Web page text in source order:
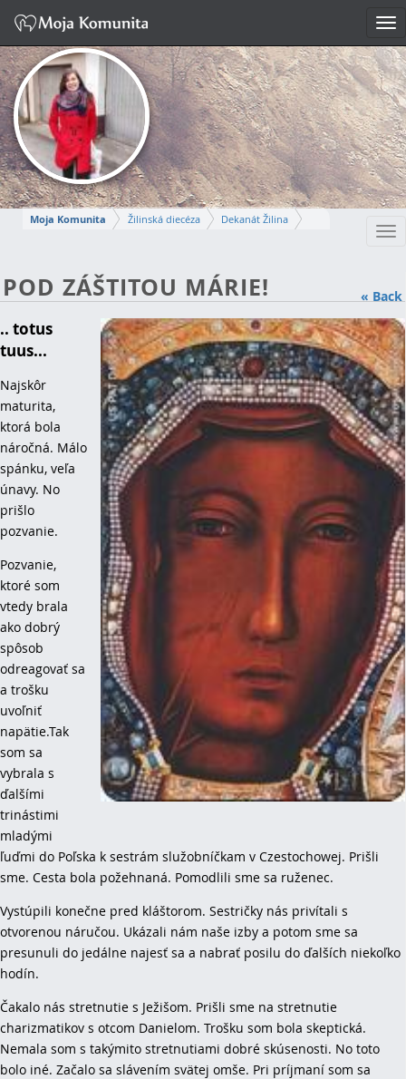
Moja Komunita Žilinská diecéza
Dekanát Žilina
MICHAELA
Napísať správu
« Back
POD ZÁŠTITOU MÁRIE!
.. totus
tuus...
Najskôr
maturita,
ktorá bola
náročná. Málo
spánku, veľa
únavy. No
prišlo
pozvanie.
Pozvanie,
ktoré som
vtedy brala
ako dobrý
spôsob
odreagovať sa
a trošku
uvoľniť
napätie.Tak
som sa
vybrala s
ďalšími
trinástimi
mladými
ľuďmi do Poľska k sestrám služobníčkam v Czestochowej. Prišli
sme. Cesta bola požehnaná. Pomodlili sme sa ruženec.
Vystúpili konečne pred kláštorom. Sestričky nás privítali s
otvorenou náručou. Ukázali nám naše izby a potom sme sa
presunuli do jedálne najesť sa a nabrať posilu do ďalších niekoľko
hodín.
Čakalo nás stretnutie s Ježišom. Prišli sme na stretnutie
charizmatikov s otcom Danielom. Trošku som bola skeptická.
Nemala som s takýmito stretnutiami dobré skúsenosti. No toto
bolo iné. Začalo sa slávením svätej omše. Pri príjmaní som sa